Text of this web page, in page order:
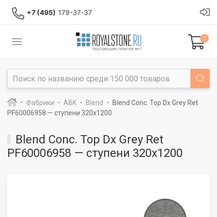
+7 (495) 179-37-37
0
Фабрики ABK Blend
Blend Conc. Top Dx Grey Ret
PF60006958 — ступени 320x1200
Blend Conc. Top Dx Grey Ret
PF60006958 — ступени 320x1200